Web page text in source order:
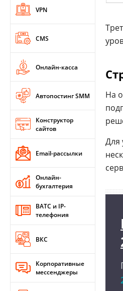
VPN
CMS
Онлайн-касса
Автопостинг SMM
Конструктор
сайтов
Email-рассылки
Онлайн-
бухгалтерия
ВАТС и IP-
телефония
ВКС
Корпоративные
мессенджеры
На
Для